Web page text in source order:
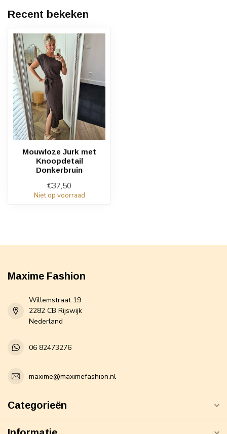
Recent bekeken
Mouwloze Jurk met
Knoopdetail
Donkerbruin
€37,50
Niet op voorraad
Maxime Fashion
Willemstraat 19
2282 CB Rijswijk
Nederland
06 82473276
maxime@maximefashion.nl
Categorieën